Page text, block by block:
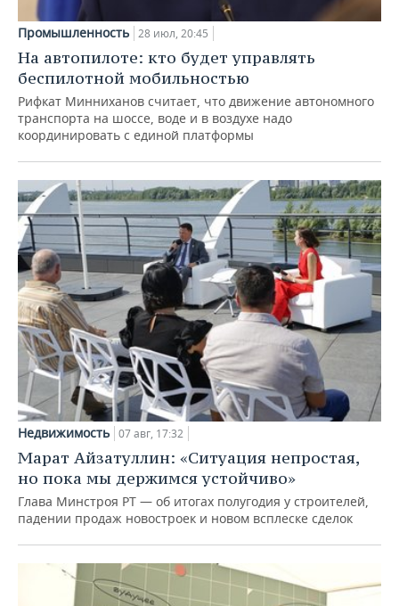
Промышленность 28 июл, 20:45
На автопилоте: кто будет управлять
беспилотной мобильностью
Рифкат Минниханов считает, что движение автономного
транспорта на шоссе, воде и в воздухе надо
координировать с единой платформы
Недвижимость 07 авг, 17:32
Марат Айзатуллин: «Ситуация непростая,
но пока мы держимся устойчиво»
Глава Минстроя РТ — об итогах полугодия у строителей,
падении продаж новостроек и новом всплеске сделок